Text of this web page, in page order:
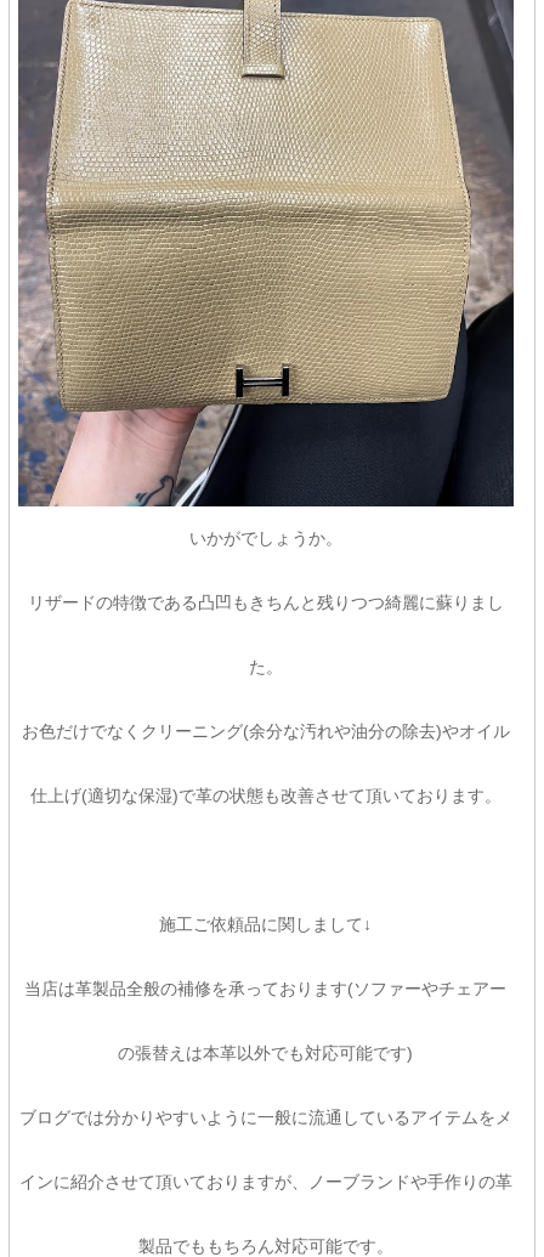
いかがでしょうか。
リザードの特徴である凸凹もきちんと残りつつ綺麗に蘇りまし
た。
お色だけでなくクリーニング(余分な汚れや油分の除去)やオイル
仕上げ(適切な保湿)で革の状態も改善させて頂いております。
施工ご依頼品に関しまして↓
当店は革製品全般の補修を承っております(ソファーやチェアー
の張替えは本革以外でも対応可能です)
ブログでは分かりやすいように一般に流通しているアイテムをメ
インに紹介させて頂いておりますが、ノーブランドや手作りの革
製品でももちろん対応可能です。